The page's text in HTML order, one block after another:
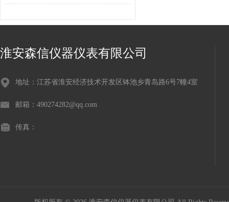
淮安森信仪器仪表有限公司
地址：江苏省淮安经济技术开发区钵池乡青岛路6号7幢4室
邮箱：490274282@qq.com
传真：